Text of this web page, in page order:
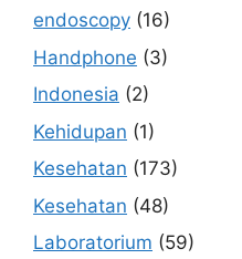
endoscopy (16)
Handphone (3)
Indonesia (2)
Kehidupan (1)
Kesehatan (173)
Kesehatan (48)
Laboratorium (59)